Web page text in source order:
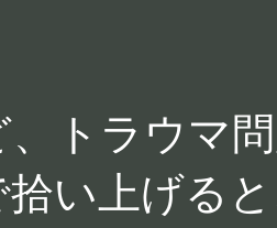
トラウマ
い上げる